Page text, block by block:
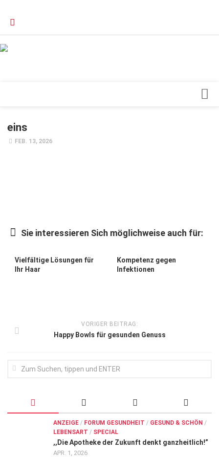
Forschung
Forum Gesundheit
Kampf gegen Krebs
Lebensart
eins
FEB. 13, 2026
Sie interessieren Sich möglichweise auch für:
Vielfältige Lösungen für
Ihr Haar
Kompetenz gegen
Infektionen
VORIGER BEITRAG:
Happy Bowls für gesunden Genuss
ANZEIGE / FORUM GESUNDHEIT / GESUND & SCHÖN /
LEBENSART / SPECIAL
,,Die Apotheke der Zukunft denkt ganzheitlich!”
APR. 1, 2026